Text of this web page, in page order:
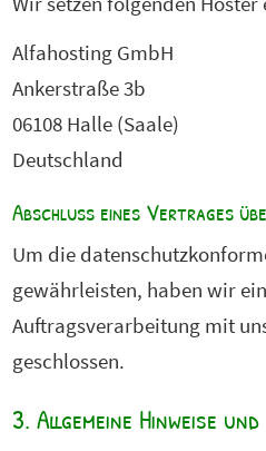
Alfahosting GmbH
Ankerstraße 3b
06108 Halle (Saale)
Deutschland
Abschluss eines Vertrages
Um die
gewährleisten, haben wir
Auftragsverarbeitung mit
geschlossen.
3. Allgemeine Hinweise